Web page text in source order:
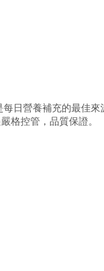
日營養補充的最佳來
格控管，品質保證。